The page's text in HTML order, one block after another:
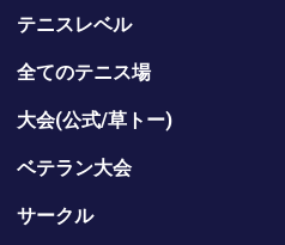
テニスレベル
全てのテニス場
大会(公式/草トー)
ベテラン大会
サークル